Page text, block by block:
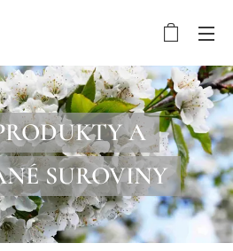
A
SUROVINY